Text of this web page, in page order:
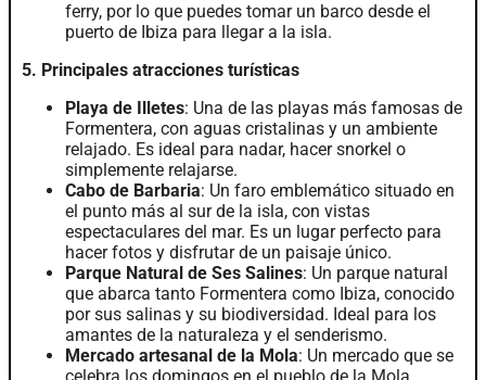
ferry, por lo que puedes tomar un barco desde el
puerto de Ibiza para llegar a la isla.
5. Principales atracciones turísticas
Playa de Illetes: Una de las playas más famosas de
Formentera, con aguas cristalinas y un ambiente
relajado. Es ideal para nadar, hacer snorkel o
simplemente relajarse.
Cabo de Barbaria: Un faro emblemático situado en
el punto más al sur de la isla, con vistas
espectaculares del mar. Es un lugar perfecto para
hacer fotos y disfrutar de un paisaje único.
Parque Natural de Ses Salines: Un parque natural
que abarca tanto Formentera como Ibiza, conocido
por sus salinas y su biodiversidad. Ideal para los
amantes de la naturaleza y el senderismo.
Mercado artesanal de la Mola: Un mercado que se
celebra los domingos en el pueblo de la Mola,